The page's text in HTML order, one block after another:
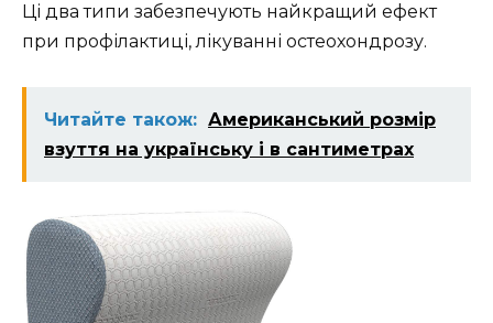
Ці два типи забезпечують найкращий ефект
при профілактиці, лікуванні остеохондрозу.
Читайте також: Американський розмір
взуття на українську і в сантиметрах